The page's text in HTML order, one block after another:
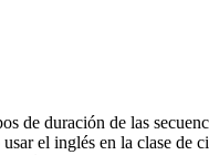
de duración de las
el inglés en la clase de